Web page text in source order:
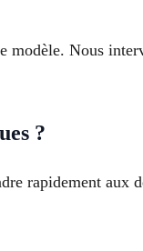
modèle. Nous
?
rapidement aux